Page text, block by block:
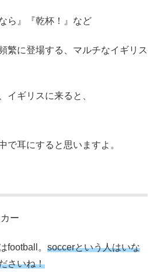
ら』『乾杯！』など
繁に登場する、マルチなイギリス
イギリスに来ると、
で耳にすると思いますよ。
ー
football。 soccerという人はいな
さいね！